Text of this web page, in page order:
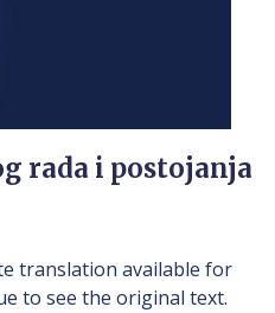
rada i postojanja
translation available for
to see the original text.